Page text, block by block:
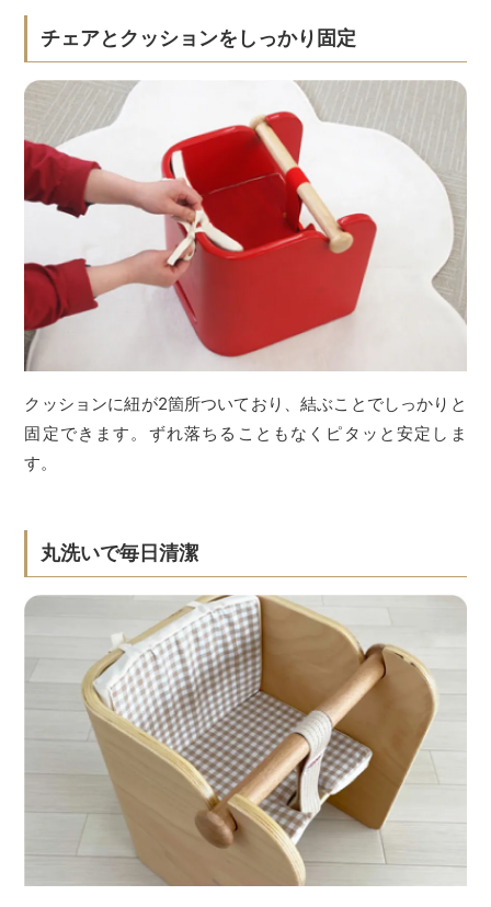
チェアとクッションをしっかり固定
クッションに紐が2箇所ついており、結ぶことでしっかりと
固定できます。ずれ落ちることもなくピタッと安定しま
す。
丸洗いで毎日清潔